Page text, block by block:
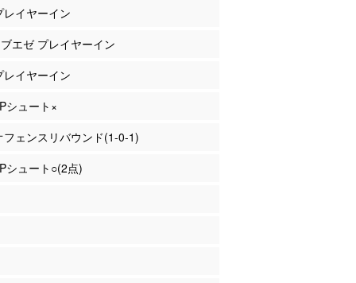
イヤーイン
エゼ プレイヤーイン
イヤーイン
シュート×
フェンスリバウンド(1-0-1)
シュート○(2点)